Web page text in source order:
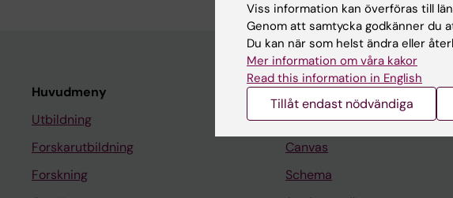
Huvudmeny
Utbildning
Forskarutbildning
Forskning
Student
Ladok
Canvas
Schema
Viss information kan överföras till
Genom att samtycka godkänner du
Du kan när som helst ändra eller
Mer information om våra kakor
Read this information in English
Tillåt endast nödvändiga